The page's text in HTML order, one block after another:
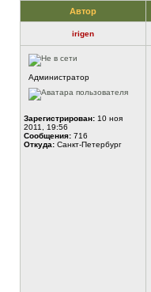
Автор
irigen
Администратор
Зарегистрирован: 10 ноя
2011, 19:56
Сообщения: 716
Откуда: Санкт-Петербург